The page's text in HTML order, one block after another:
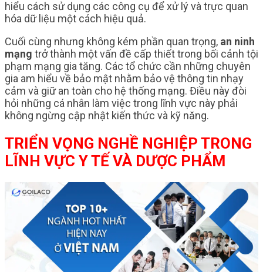
hiểu cách sử dụng các công cụ để xử lý và trực quan
hóa dữ liệu một cách hiệu quả.
Cuối cùng nhưng không kém phần quan trọng, an ninh
mạng trở thành một vấn đề cấp thiết trong bối cảnh tội
phạm mạng gia tăng. Các tổ chức cần những chuyên
gia am hiểu về bảo mật nhằm bảo vệ thông tin nhạy
cảm và giữ an toàn cho hệ thống mạng. Điều này đòi
hỏi những cá nhân làm việc trong lĩnh vực này phải
không ngừng cập nhật kiến thức và kỹ năng.
TRIỂN VỌNG NGHỀ NGHIỆP TRONG
LĨNH VỰC Y TẾ VÀ DƯỢC PHẨM